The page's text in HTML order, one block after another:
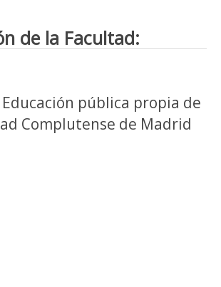
de la Facultad:
pública propia de
Complutense de Madrid